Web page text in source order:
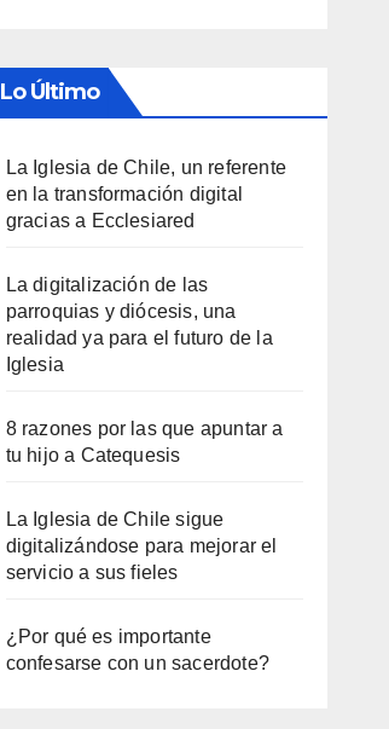
Lo Último
La Iglesia de Chile, un referente
en la transformación digital
gracias a Ecclesiared
La digitalización de las
parroquias y diócesis, una
realidad ya para el futuro de la
Iglesia
8 razones por las que apuntar a
tu hijo a Catequesis
La Iglesia de Chile sigue
digitalizándose para mejorar el
servicio a sus fieles
¿Por qué es importante
confesarse con un sacerdote?